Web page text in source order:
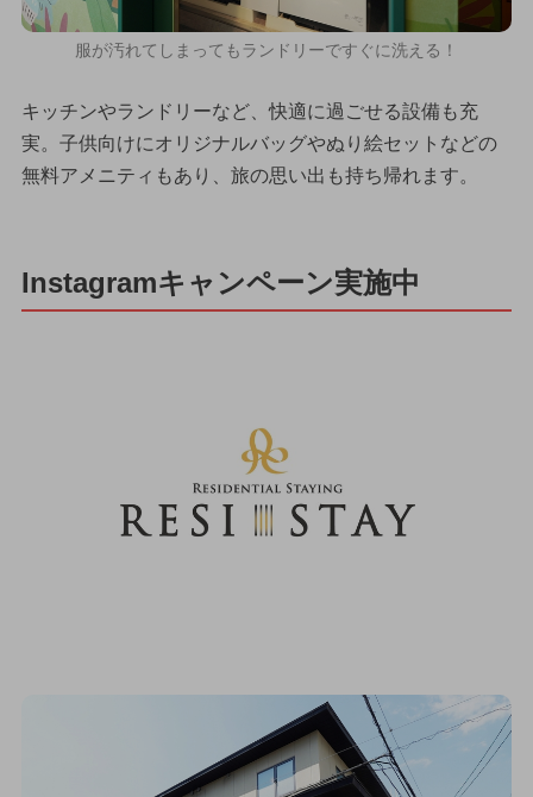
服が汚れてしまってもランドリーですぐに洗える！
キッチンやランドリーなど、快適に過ごせる設備も充
実。子供向けにオリジナルバッグやぬり絵セットなどの
無料アメニティもあり、旅の思い出も持ち帰れます。
Instagramキャンペーン実施中